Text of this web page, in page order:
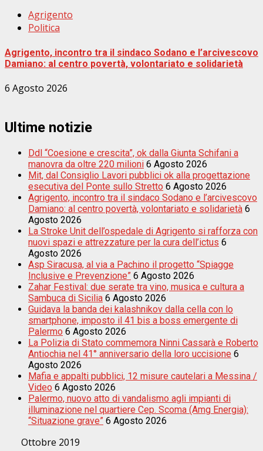
Agrigento
Politica
Agrigento, incontro tra il sindaco Sodano e l’arcivescovo
Damiano: al centro povertà, volontariato e solidarietà
6 Agosto 2026
Ultime notizie
Ddl “Coesione e crescita”, ok dalla Giunta Schifani a
manovra da oltre 220 milioni 6 Agosto 2026
Mit, dal Consiglio Lavori pubblici ok alla progettazione
esecutiva del Ponte sullo Stretto 6 Agosto 2026
Agrigento, incontro tra il sindaco Sodano e l’arcivescovo
Damiano: al centro povertà, volontariato e solidarietà 6
Agosto 2026
La Stroke Unit dell’ospedale di Agrigento si rafforza con
nuovi spazi e attrezzature per la cura dell’ictus 6
Agosto 2026
Asp Siracusa, al via a Pachino il progetto “Spiagge
Inclusive e Prevenzione” 6 Agosto 2026
Zahar Festival: due serate tra vino, musica e cultura a
Sambuca di Sicilia 6 Agosto 2026
Guidava la banda dei kalashnikov dalla cella con lo
smartphone, imposto il 41 bis a boss emergente di
Palermo 6 Agosto 2026
La Polizia di Stato commemora Ninni Cassarà e Roberto
Antiochia nel 41° anniversario della loro uccisione 6
Agosto 2026
Mafia e appalti pubblici, 12 misure cautelari a Messina /
Video 6 Agosto 2026
Palermo, nuovo atto di vandalismo agli impianti di
illuminazione nel quartiere Cep. Scoma (Amg Energia):
“Situazione grave” 6 Agosto 2026
Ottobre 2019